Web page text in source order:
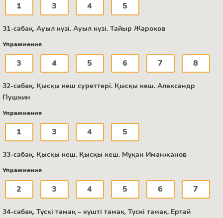
1 3 4 5
31-сабақ. Ауыл күзі. Ауыл күзі. Тайыр Жароков
Упражнения
3 4 5 6 7 8
32-сабақ. Қысқы кеш суреттері. Қысқы кеш. Александр
Пушкин
Упражнения
1 3 4 5
33-сабақ. Қысқы кеш. Қысқы кеш. Мұқан Иманжанов
Упражнения
2 3 4 5 6 7
34-сабақ. Түскі тамақ – күшті тамақ. Түскі тамақ. Ертай